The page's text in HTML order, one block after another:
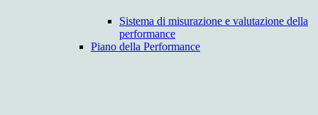
Sistema di misurazione e valutazione della
performance
Piano della Performance